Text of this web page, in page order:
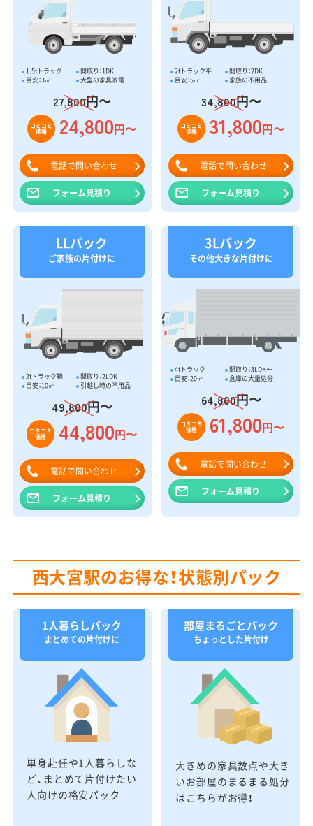
1.5tトラック
間取り：1DK
目安：3㎥
大型の家具家電
27,800円〜
コミコミ
価格 24,800円〜
電話で問い合わせ
フォーム見積り
2tトラック平
間取り：2DK
目安：5㎥
家族の不用品
34,800円〜
コミコミ
価格 31,800円〜
電話で問い合わせ
フォーム見積り
LLパック
ご家族の片付けに
2tトラック箱
間取り：2LDK
目安：10㎥
引越し時の不用品
49,800円〜
コミコミ
価格 44,800円〜
電話で問い合わせ
フォーム見積り
3Lパック
その他大きな片付けに
4tトラック
間取り：3LDK〜
目安：20㎥
倉庫の大量処分
64,800円〜
コミコミ
価格 61,800円〜
電話で問い合わせ
フォーム見積り
西大宮駅のお得な！状態別パック
1人暮らしパック
まとめての片付けに
単身赴任や1人暮らしな
ど、まとめて片付けたい
人向けの格安パック
部屋まるごとパック
ちょっとした片付け
大きめの家具数点や大き
いお部屋のまるまる処分
はこちらがお得！